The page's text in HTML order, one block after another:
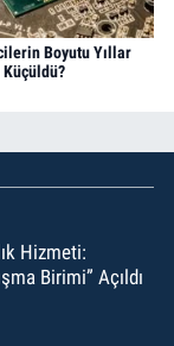
Boyutu Yıllar
Hizmeti:
Birimi” Açıldı